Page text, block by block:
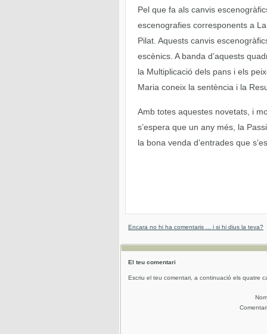
Pel que fa als canvis
escenografies corresponents a
Pilat. Aquests canvis
escènics. A banda d’aquests
la Multiplicació dels pans i els
Maria coneix la sentència i la
Amb totes aquestes novetats, i
s’espera que un any més, la
la bona venda d’entrades que
Encara no hi ha comentaris ... i si hi dius la teva?
El teu comentari
Escriu el teu comentari, a continuació els quatre
Nom
Comentari